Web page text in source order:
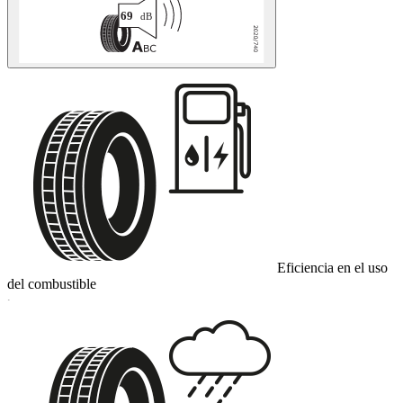
Eficiencia en el uso
del combustible
C